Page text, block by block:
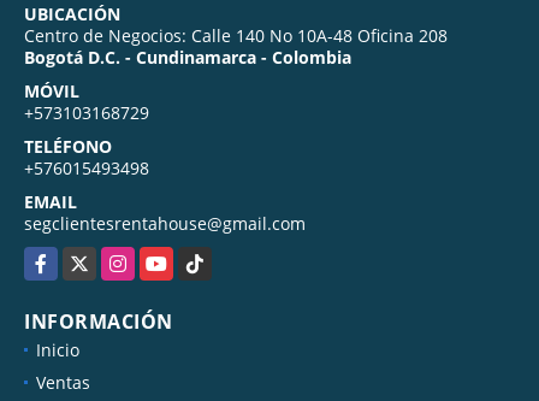
UBICACIÓN
Centro de Negocios: Calle 140 No 10A-48 Oficina 208
Bogotá D.C. - Cundinamarca - Colombia
MÓVIL
+573103168729
TELÉFONO
+576015493498
EMAIL
segclientesrentahouse@gmail.com
Facebook
X InstagramYouTubeTikTok
INFORMACIÓN
Inicio
Ventas